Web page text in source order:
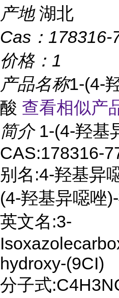
产地 湖北
Cas： 178316-
价格： 1
产品名称1-(4-
酸 查看相似产
简介 1-(4-羟基
CAS:178316-
别名:4-羟基异
(4-羟基异噁唑
英文名:3-
hydroxy-(9CI)
分子式